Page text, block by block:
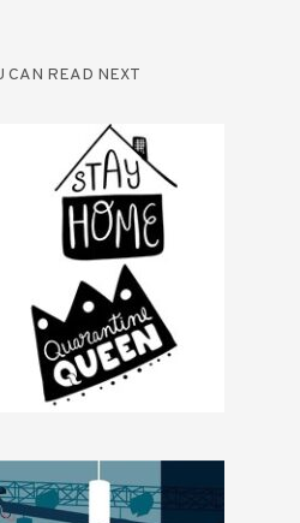
CAN READ NEXT